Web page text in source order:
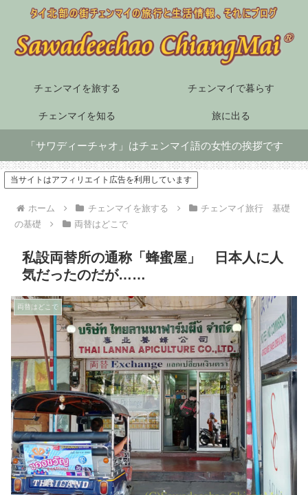
チェンマイを旅する チェンマイで暮らす
チェンマイを知る 旅に出る
「サワディーチャオ」はチェンマイ語の女性の挨拶です
当サイトはアフィリエイト広告を利用しています
ホーム チェンマイを旅する
チェンマイ旅行 基礎
の基礎
両替はどこで
私設両替所の通称「蜂蜜屋」 日本人に人
気だったのだが……
両替はどこで